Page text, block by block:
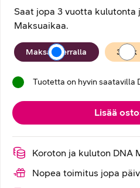
Saat jopa 3 vuotta kulutonta
Maksuaikaa.
Maksuaika
Maksan kerralla 36 kk
Tuotetta on hyvin saatavilla
Lisää
Koroton ja kuluton DNA
Nopea toimitus jopa